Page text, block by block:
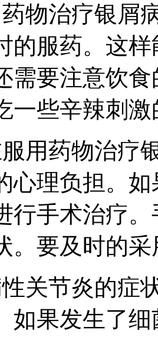
物治疗银屑
的服药。这
需要注意饮
一些辛辣刺
用药物治疗
心理负担。
行手术治疗
。要及时的
关节炎的症
如果发生了